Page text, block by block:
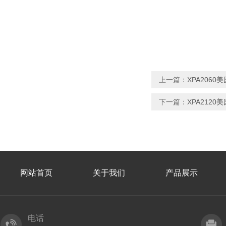
上一篇： XPA2060
下一篇： XPA2120
网站首页 关于我们 产品展示
电话